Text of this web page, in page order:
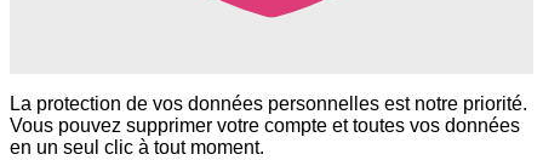
La protection de vos données personnelles est notre priorité.
Vous pouvez supprimer votre compte et toutes vos données
en un seul clic à tout moment.